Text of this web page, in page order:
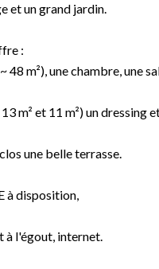
et un grand jardin.
:
m²), une chambre, une
m² et 11 m²) un dressing
une belle terrasse.
à disposition,
à l'égout, internet.